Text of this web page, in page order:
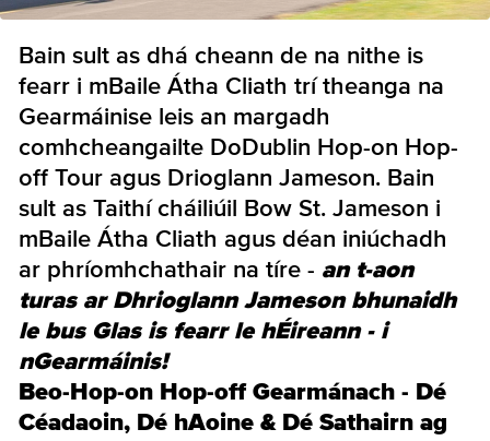
Bain sult as dhá cheann de na nithe is
fearr i mBaile Átha Cliath trí theanga na
Gearmáinise leis an margadh
comhcheangailte DoDublin Hop-on Hop-
off Tour agus Drioglann Jameson. Bain
sult as Taithí cháiliúil Bow St. Jameson i
mBaile Átha Cliath agus déan iniúchadh
ar phríomhchathair na tíre - an t-aon
turas ar Dhrioglann Jameson bhunaidh
le bus Glas is fearr le hÉireann - i
nGearmáinis!
Beo-Hop-on Hop-off Gearmánach - Dé
Céadaoin, Dé hAoine & Dé Sathairn ag